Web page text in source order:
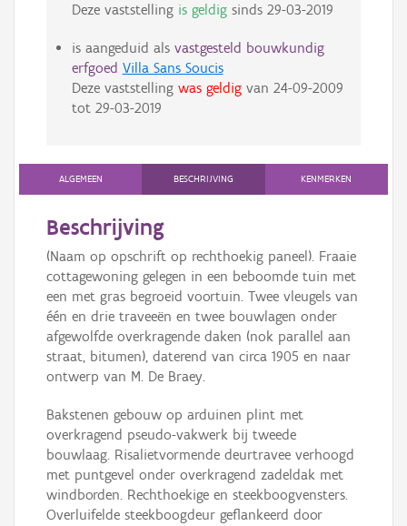
Deze vaststelling is geldigsinds 29-03-2019
is aangeduid als vastgesteld bouwkundig
erfgoed Villa Sans Soucis
Deze vaststelling was geldigvan 24-09-2009
tot 29-03-2019
ALGEMEEN BESCHRIJVING KENMERKEN
Beschrijving
(Naam op opschrift op rechthoekig paneel). Fraaie
cottagewoning gelegen in een beboomde tuin met
een met gras begroeid voortuin. Twee vleugels van
één en drie traveeën en twee bouwlagen onder
afgewolfde overkragende daken (nok parallel aan
straat, bitumen), daterend van circa 1905 en naar
ontwerp van M. De Braey.
Bakstenen gebouw op arduinen plint met
overkragend pseudo-vakwerk bij tweede
bouwlaag. Risalietvormende deurtravee verhoogd
met puntgevel onder overkragend zadeldak met
windborden. Rechthoekige en steekboogvensters.
Overluifelde steekboogdeur geflankeerd door